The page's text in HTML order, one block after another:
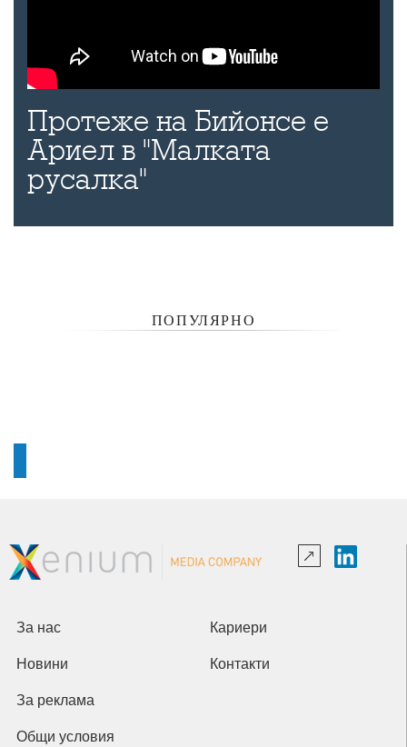
Протеже на Бийонсе е
Ариел в "Малката
русалка"
ПОПУЛЯРНО
За нас Кариери
Новини Контакти
За реклама
Общи условия